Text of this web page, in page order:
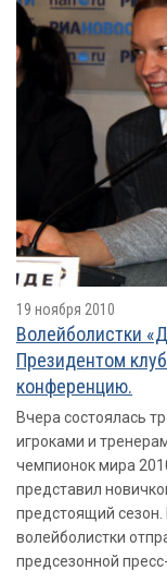
19 ноября 2010
Волейболистки
Президентом
конференцию.
Вчера состоялась
игроками и
чемпионок мира
представил
предстоящий сезон.
волейболистки
предсезонной